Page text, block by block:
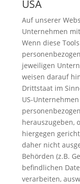
USA
Auf unserer
Unternehmen
Wenn diese
jeweiligen
weisen darauf
Drittstaat im
US-
herauszugeben,
hiergegen
daher nicht
Behörden (z.B.
befindlichen
verarbeiten,